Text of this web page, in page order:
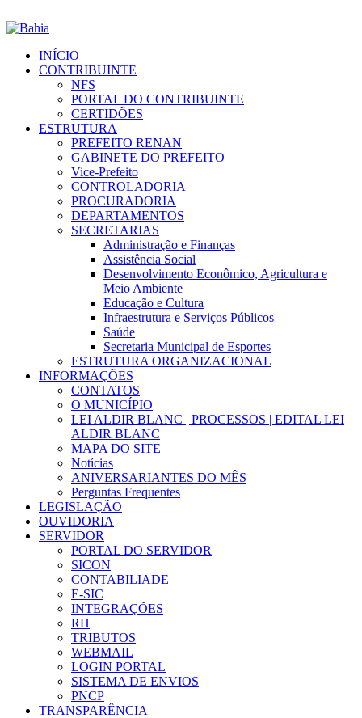
INÍCIO
CONTRIBUINTE
NFS
PORTAL DO CONTRIBUINTE
CERTIDÕES
ESTRUTURA
PREFEITO RENAN
GABINETE DO PREFEITO
Vice-Prefeito
CONTROLADORIA
PROCURADORIA
DEPARTAMENTOS
SECRETARIAS
Administração e Finanças
Assistência Social
Desenvolvimento Econômico, Agricultura e
Meio Ambiente
Educação e Cultura
Infraestrutura e Serviços Públicos
Saúde
Secretaria Municipal de Esportes
ESTRUTURA ORGANIZACIONAL
INFORMAÇÕES
CONTATOS
O MUNICÍPIO
LEI ALDIR BLANC | PROCESSOS | EDITAL LEI
ALDIR BLANC
MAPA DO SITE
Notícias
ANIVERSARIANTES DO MÊS
Perguntas Frequentes
LEGISLAÇÃO
OUVIDORIA
SERVIDOR
PORTAL DO SERVIDOR
SICON
CONTABILIADE
E-SIC
INTEGRAÇÕES
RH
TRIBUTOS
WEBMAIL
LOGIN PORTAL
SISTEMA DE ENVIOS
PNCP
TRANSPARÊNCIA